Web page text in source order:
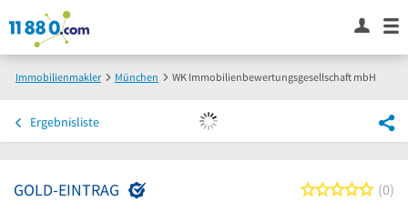
Immobilienmakler München WK Immobilienbewertungsgesellschaft mbH
Ergebnisliste
GOLD-EINTRAG 00